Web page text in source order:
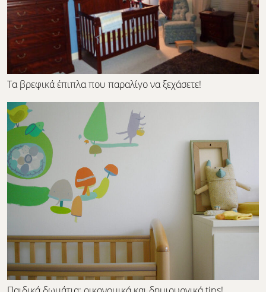
Τα βρεφικά έπιπλα που παραλίγο να ξεχάσετε!